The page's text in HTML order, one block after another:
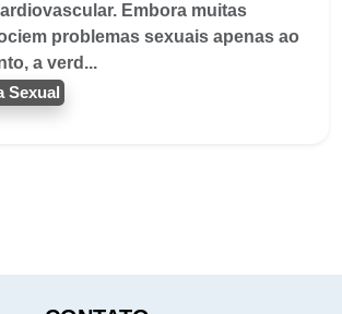
Embora muitas
problemas sexuais apenas ao
a verd...
Sexual